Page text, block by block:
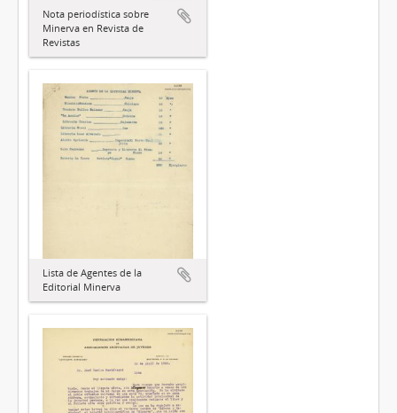
Nota periodística sobre
Minerva en Revista de
Revistas
Lista de Agentes de la
Editorial Minerva